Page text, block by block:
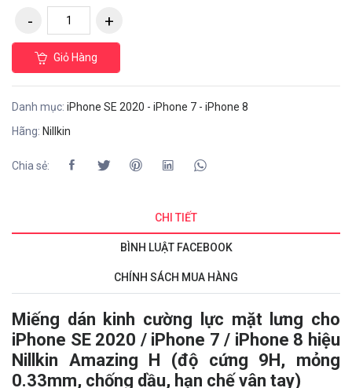
Giỏ Hàng
Danh mục: iPhone SE 2020 - iPhone 7 - iPhone 8
Hãng: Nillkin
Chia sẻ:
CHI TIẾT
BÌNH LUẬT FACEBOOK
CHÍNH SÁCH MUA HÀNG
Miếng dán kinh cường lực mặt lưng cho
iPhone SE 2020 / iPhone 7 / iPhone 8 hiệu
Nillkin Amazing H (độ cứng 9H, mỏng
0.33mm, chống dầu, hạn chế vân tay)